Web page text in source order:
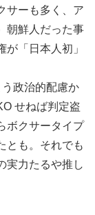
サーも多く、ア
朝鮮人だった事
「日本人初」
政治的配慮か
せねば判定盗
ボクサータイプ
とも。それでも
実力たるや推し